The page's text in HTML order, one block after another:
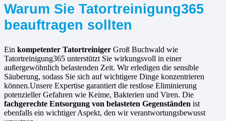
Warum Sie Tatortreinigung365
beauftragen sollten
Ein kompetenter Tatortreiniger Groß Buchwald wie
Tatortreinigung365 unterstützt Sie wirkungsvoll in einer
außergewöhnlich belastenden Zeit. Wir erledigen die sensible
Säuberung, sodass Sie sich auf wichtigere Dinge konzentrieren
können.Unsere Expertise garantiert die restlose Eliminierung
potenzieller Gefahren wie Keime, Bakterien und Viren. Die
fachgerechte Entsorgung von belasteten Gegenständen ist
ebenfalls ein wichtiger Aspekt, den wir verantwortungsbewusst